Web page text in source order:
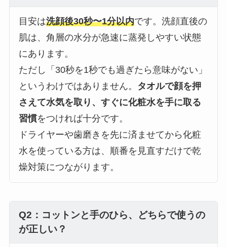
目安は洗顔後30秒〜1分以内です。洗顔直後の
肌は、角層の水分が急速に蒸発しやすい状態
にあります。
ただし「30秒を1秒でも過ぎたら意味がない」
というわけではありません。
タオルで顔を押
さえて水気を取り、すぐに化粧水を手に取る
習慣をつければ十分です。
ドライヤーや歯磨きを先に済ませてから化粧
水を使っている方は、順番を見直すだけで乾
燥対策につながります。
Q2：コットンと手のひら、どちらで使うの
が正しい？